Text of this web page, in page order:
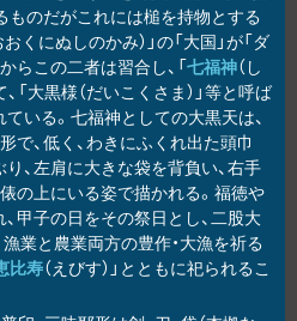
ものだがこれには槌を持物とする
おくにぬしのかみ）」の「大国」が「ダ
らこの二者は習合し、「七福神（し
「大黒様（だいこくさま）」等と呼ば
いる。七福神としての大黒天は、
で、低く、わきにふくれ出た頭巾
り、左肩に大きな袋を背負い、右手
の上にいる姿で描かれる。福徳や
甲子の日をその祭日とし、二股大
業と農業両方の豊作・大漁を祈る
比寿（えびす）」とともに祀られるこ